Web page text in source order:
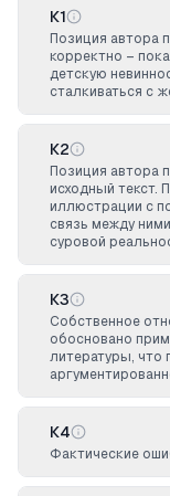
К1
Позиция автора
корректно –
детскую
сталкиваться с
К2
Позиция автора
исходный текст.
иллюстрации с
связь между
суровой
К3
Собственное
обосновано
литературы, что
К4
Фактические